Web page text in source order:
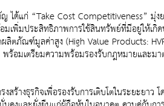
ได้แก่ “Take Cost Competitiveness” มุ่ง
เพิ่มประสิทธิภาพการใช้สินทรัพย์ที่มีอยู่ให้เกิ
ลิตภัณฑ์มูลค่าสูง (High Value Products:
อมเตรียมความพร้อมรองรับกฎหมายและม
ร้างธุรกิจเพื่อรองรับการเติบโตในระยะยาว